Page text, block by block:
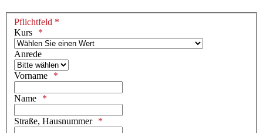
Pflichtfeld *
Kurs
Anrede
Vorname
Name
Straße, Hausnummer